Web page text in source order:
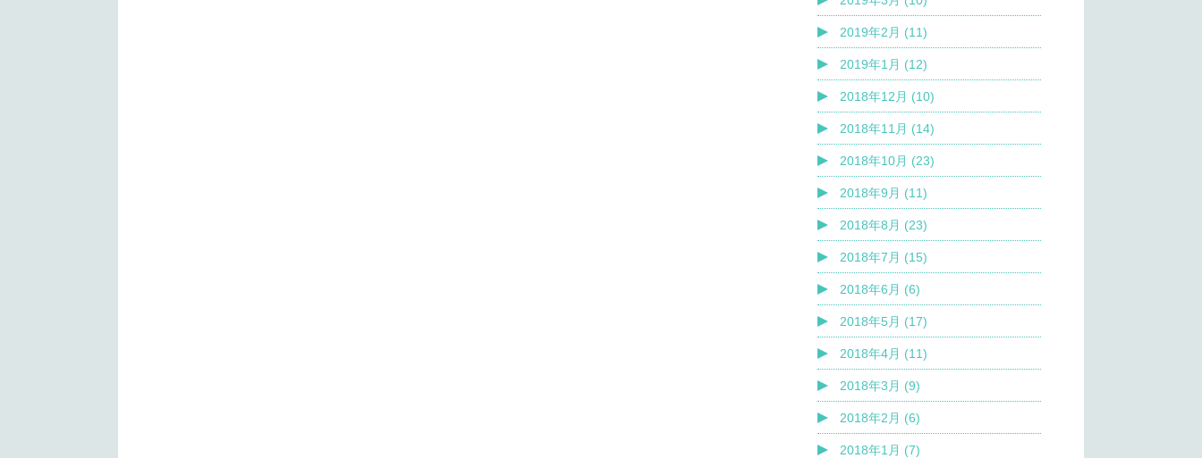
2019年2月 (11)
2019年1月 (12)
2018年12月 (10)
2018年11月 (14)
2018年10月 (23)
2018年9月 (11)
2018年8月 (23)
2018年7月 (15)
2018年6月 (6)
2018年5月 (17)
2018年4月 (11)
2018年3月 (9)
2018年2月 (6)
2018年1月 (7)